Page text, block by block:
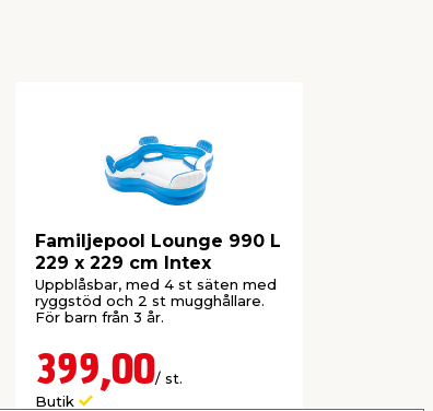
Familjepool Lounge 990 L
229 x 229 cm Intex
Uppblåsbar, med 4 st säten med
ryggstöd och 2 st mugghållare.
För barn från 3 år.
399,00/ st.
Butik